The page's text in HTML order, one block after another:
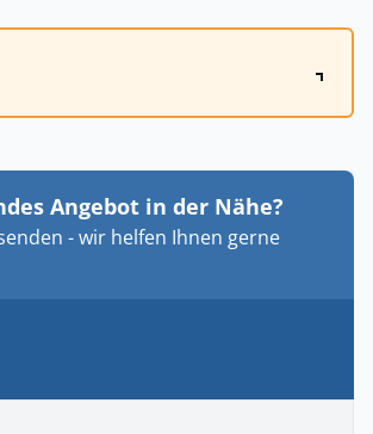
Angebot in der Nähe?
- wir helfen Ihnen gerne